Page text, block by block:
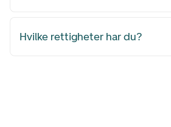
Hvilke rettigheter har du?